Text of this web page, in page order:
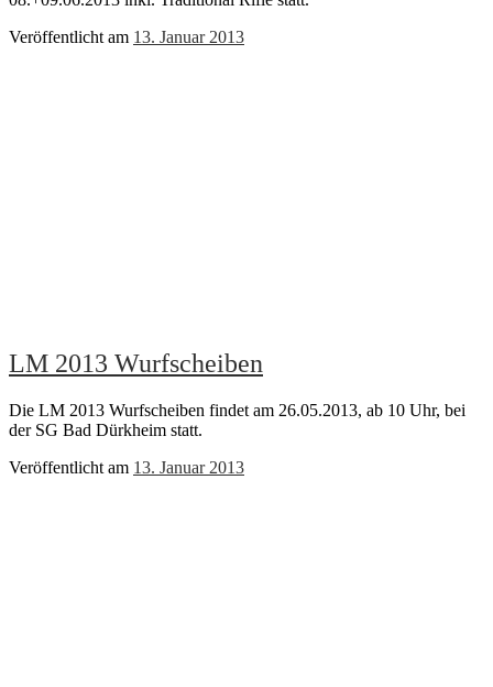
Veröffentlicht am 13. Januar 2013
LM 2013 Wurfscheiben
Die LM 2013 Wurfscheiben findet am 26.05.2013, ab 10 Uhr, bei
der SG Bad Dürkheim statt.
Veröffentlicht am 13. Januar 2013